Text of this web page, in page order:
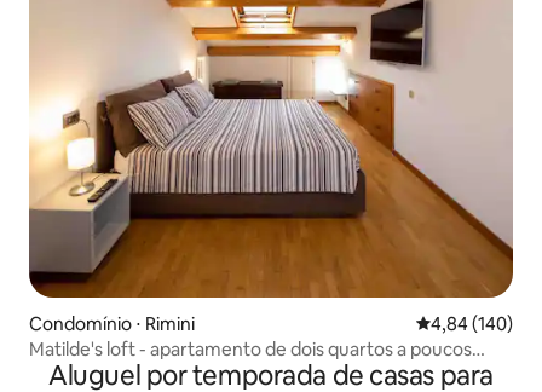
Condomínio ⋅ Rimini 4,84 de uma
4,84 (140)
Matilde's loft - apartamento de dois quartos a poucos
passos do mar
Aluguel por temporada de casas para